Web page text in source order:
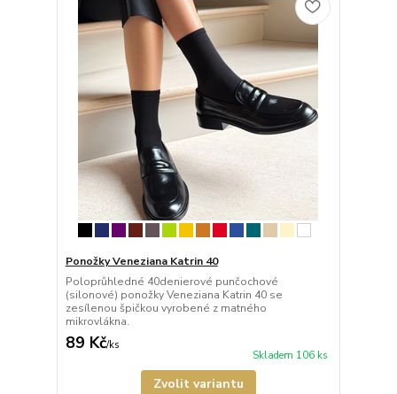
Ponožky Veneziana Katrin 40
Poloprůhledné 40denierové punčochové
(silonové) ponožky Veneziana Katrin 40 se
zesílenou špičkou vyrobené z matného
mikrovlákna.
89 Kč/ks
Skladem 106 ks
Zvolit variantu